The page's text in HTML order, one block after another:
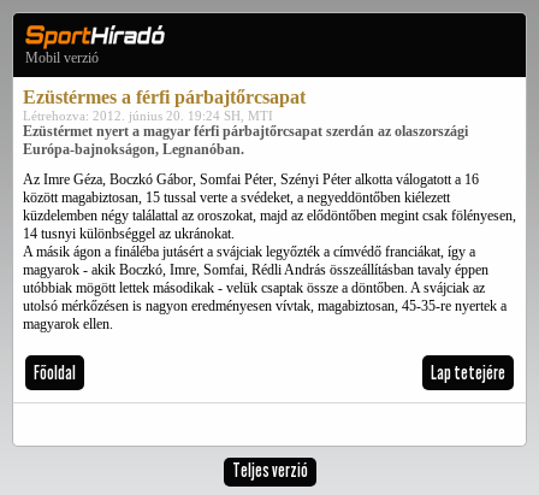
Mobil verzió
Ezüstérmes a férfi párbajtőrcsapat
Létrehozva: 2012. június 20. 19:24 SH, MTI
Ezüstérmet nyert a magyar férfi párbajtőrcsapat szerdán az olaszországi
Európa-bajnokságon, Legnanóban.
Az Imre Géza, Boczkó Gábor, Somfai Péter, Szényi Péter alkotta válogatott a 16
között magabiztosan, 15 tussal verte a svédeket, a negyeddöntőben kiélezett
küzdelemben négy találattal az oroszokat, majd az elődöntőben megint csak fölényesen,
14 tusnyi különbséggel az ukránokat.
A másik ágon a fináléba jutásért a svájciak legyőzték a címvédő franciákat, így a
magyarok - akik Boczkó, Imre, Somfai, Rédli András összeállításban tavaly éppen
utóbbiak mögött lettek másodikak - velük csaptak össze a döntőben. A svájciak az
utolsó mérkőzésen is nagyon eredményesen vívtak, magabiztosan, 45-35-re nyertek a
magyarok ellen.
Főoldal Lap tetejére
Teljes verzió